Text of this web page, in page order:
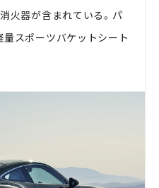
火器が含まれている。パ
スポーツバケットシート